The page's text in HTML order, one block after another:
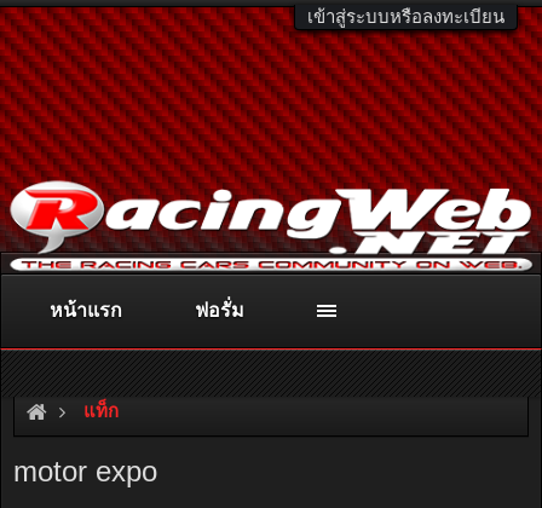
เข้าสู่ระบบหรือลงทะเบียน
ติดต่อลงโฆษณา racingweb@gmail.comหรือโทร. 081-811-1138
หรืออ่านรายละเอียดเพิ่มเติม คลิกที่นี่
แท็ก
motor expo
หน้าแรก ฟอรั่ม